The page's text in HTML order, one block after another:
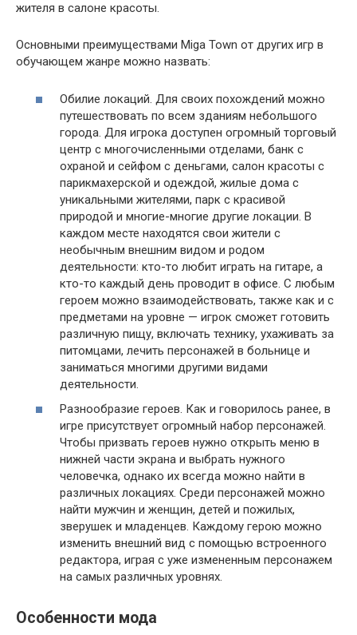
жителя в салоне красоты.
Основными преимуществами Miga Town от других игр в
обучающем жанре можно назвать:
Обилие локаций. Для своих похождений можно
путешествовать по всем зданиям небольшого
города. Для игрока доступен огромный торговый
центр с многочисленными отделами, банк с
охраной и сейфом с деньгами, салон красоты с
парикмахерской и одеждой, жилые дома с
уникальными жителями, парк с красивой
природой и многие-многие другие локации. В
каждом месте находятся свои жители с
необычным внешним видом и родом
деятельности: кто-то любит играть на гитаре, а
кто-то каждый день проводит в офисе. С любым
героем можно взаимодействовать, также как и с
предметами на уровне — игрок сможет готовить
различную пищу, включать технику, ухаживать за
питомцами, лечить персонажей в больнице и
заниматься многими другими видами
деятельности.
Разнообразие героев. Как и говорилось ранее, в
игре присутствует огромный набор персонажей.
Чтобы призвать героев нужно открыть меню в
нижней части экрана и выбрать нужного
человечка, однако их всегда можно найти в
различных локациях. Среди персонажей можно
найти мужчин и женщин, детей и пожилых,
зверушек и младенцев. Каждому герою можно
изменить внешний вид с помощью встроенного
редактора, играя с уже измененным персонажем
на самых различных уровнях.
Особенности мода